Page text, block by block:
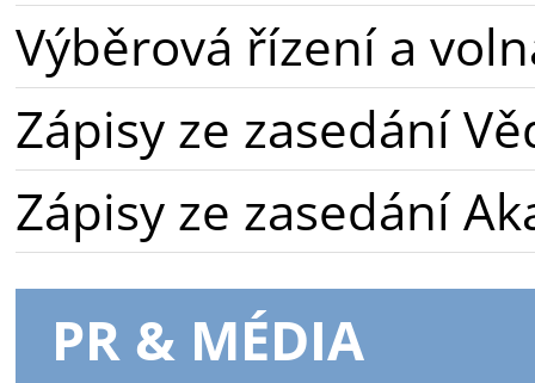
Výběrová řízení a
Zápisy ze zasedání
Zápisy ze zasedání
PR & MÉDIA